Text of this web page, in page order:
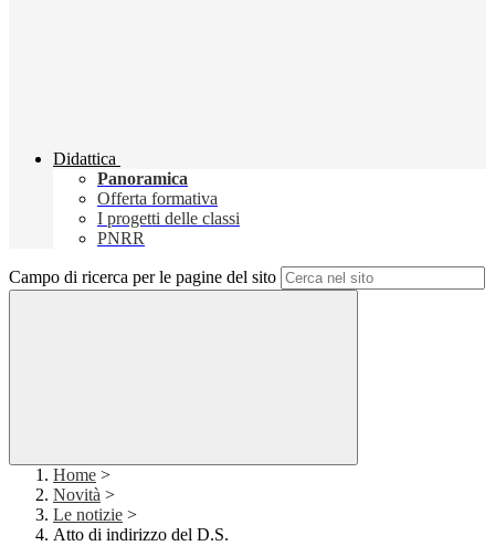
Didattica
Panoramica
Offerta formativa
I progetti delle classi
PNRR
Campo di ricerca per le pagine del sito
Home >
Novità >
Le notizie >
Atto di indirizzo del D.S.